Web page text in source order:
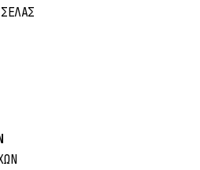
HP rim